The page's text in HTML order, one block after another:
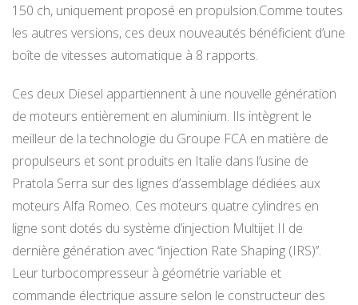
150 ch, uniquement proposé en propulsion.Comme toutes
les autres versions, ces deux nouveautés bénéficient d’une
boîte de vitesses automatique à 8 rapports.
Ces deux Diesel appartiennent à une nouvelle génération
de moteurs entièrement en aluminium. Ils intègrent le
meilleur de la technologie du Groupe FCA en matière de
propulseurs et sont produits en Italie dans l’usine de
Pratola Serra sur des lignes d’assemblage dédiées aux
moteurs Alfa Romeo. Ces moteurs quatre cylindres en
ligne sont dotés du système d’injection Multijet II de
dernière génération avec ‘‘injection Rate Shaping (IRS)’’.
Leur turbocompresseur à géométrie variable et
commande électrique assure selon le constructeur des